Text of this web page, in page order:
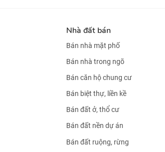
Nhà đất bán
Bán nhà mặt phố
Bán nhà trong ngõ
Bán căn hộ chung cư
Bán biệt thự, liền kề
Bán đất ở, thổ cư
Bán đất nền dự án
Bán đất ruộng, rừng